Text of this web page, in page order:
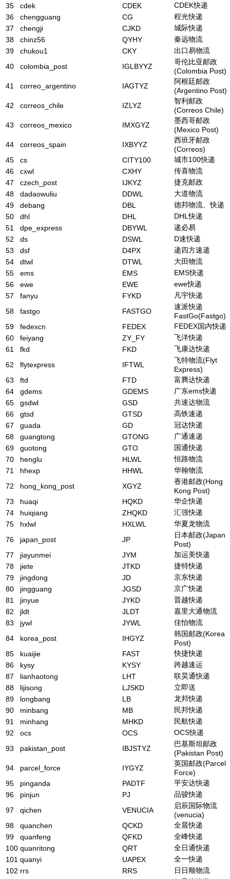
35
cdek CDEK
CDEK快递
36
chengguang CG
程光快递
37
chengji CJKD
城际快递
38
chinz56 QYHY
秦远物流
39
chukou1 CKY
出口易物流
40
colombia_post IGLBYYZ
哥伦比亚邮政
(Colombia Post)
41
correo_argentino IAGTYZ
阿根廷邮政
(Argentino Post)
42
correos_chile IZLYZ
智利邮政
(Correos Chile)
43
correos_mexico IMXGYZ
墨西哥邮政
(Mexico Post)
44
correos_spain IXBYYZ
西班牙邮政
(Correos)
45
cs CITY100
城市100快递
46
cxwl CXHY
传喜物流
47
czech_post IJKYZ
捷克邮政
48
dadaowuliu DDWL
大道物流
49
debang DBL
德邦物流、快递
50
dhl DHL
DHL快递
51
dpe_express DBYWL
递必易
52
ds DSWL
D速快递
53
dsf D4PX
递四方速递
54
dtwl DTWL
大田物流
55
ems EMS
EMS快递
56
ewe EWE
ewe快递
57
fanyu FYKD
凡宇快递
58
fastgo FASTGO
速派快递
FastGo(Fastgo)
59
fedexcn FEDEX
FEDEX国内快递
60
feiyang ZY_FY
飞洋快递
61
fkd FKD
飞康达快递
62
flytexpress IFTWL
飞特物流(Flyt
Express)
63
ftd FTD
富腾达快递
64
gdems GDEMS
广东ems快递
65
gsdwl GSD
共速达物流
66
gtsd GTSD
高铁速递
67
guada GD
冠达快递
68
guangtong GTONG
广通速递
69
guotong GTO
国通快递
70
henglu HLWL
恒路物流
71
hhexp HHWL
华翰物流
72
hong_kong_post XGYZ
香港邮政(Hong
Kong Post)
73
huaqi HQKD
华企快递
74
huiqiang ZHQKD
汇强快递
75
hxlwl HXLWL
华夏龙物流
76
japan_post JP
日本邮政(Japan
Post)
77
jiayunmei JYM
加运美快递
78
jiete JTKD
捷特快递
79
jingdong JD
京东快递
80
jingguang JGSD
京广快递
81
jinyue JYKD
晋越快递
82
jldt JLDT
嘉里大通物流
83
jywl JYWL
佳怡物流
84
korea_post IHGYZ
韩国邮政(Korea
Post)
85
kuaijie FAST
快捷快递
86
kysy KYSY
跨越速运
87
lianhaotong LHT
联昊通快递
88
lijisong LJSKD
立即送
89
longbang LB
龙邦快递
90
minbang MB
民邦快递
91
minhang MHKD
民航快递
92
ocs OCS
OCS快递
93
pakistan_post IBJSTYZ
巴基斯坦邮政
(Pakistan Post)
94
parcel_force IYGYZ
英国邮政(Parcel
Force)
95
pinganda PADTF
平安达快递
96
pinjun PJ
品骏快递
97
qichen VENUCIA
启辰国际物流
(venucia)
98
quanchen QCKD
全晨快递
99
quanfeng QFKD
全峰快递
100 quanritong QRT
全日通快递
101 quanyi UAPEX
全一快递
102 rrs RRS
日日顺物流